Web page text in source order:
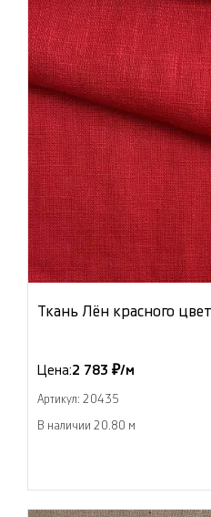
Ткань Лён красного
Цена:2 783 ₽/м
Артикул: 20435
В наличии 20.80 м